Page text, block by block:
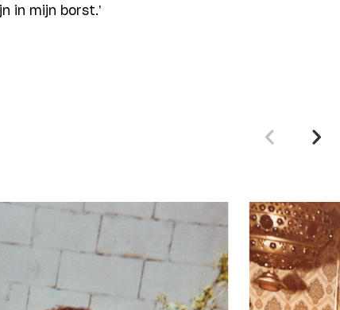
in mijn borst.’